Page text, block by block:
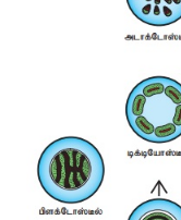
ஸ்டீலின் வகைகள்
ஸ்டீல் என்பது
சைலம், ஃபுளோயம்,
உள்ளடக்கியது (படம்